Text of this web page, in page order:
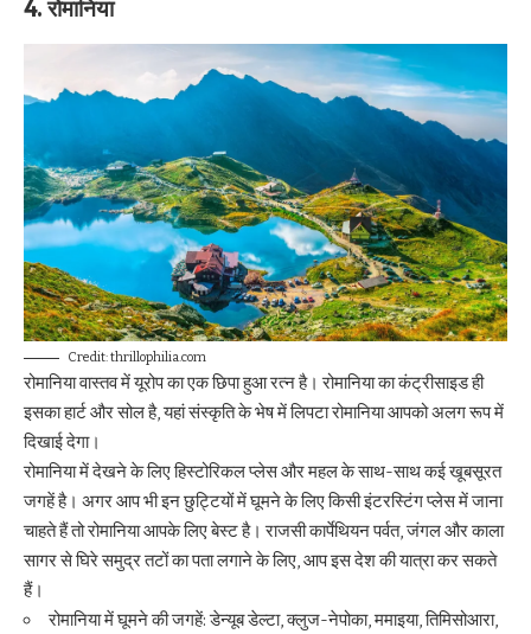
4. रोमानिया
Credit: thrillophilia.com
रोमानिया वास्तव में यूरोप का एक छिपा हुआ रत्न है। रोमानिया का कंट्रीसाइड ही
इसका हार्ट और सोल है, यहां संस्कृति के भेष में लिपटा रोमानिया आपको अलग रूप में
दिखाई देगा।
रोमानिया में देखने के लिए हिस्टोरिकल प्लेस और महल के साथ-साथ कई खूबसूरत
जगहें है। अगर आप भी इन छुट्टियों में घूमने के लिए किसी इंटरस्टिंग प्लेस में जाना
चाहते हैं तो रोमानिया आपके लिए बेस्ट है। राजसी कार्पेथियन पर्वत, जंगल और काला
सागर से घिरे समुद्र तटों का पता लगाने के लिए, आप इस देश की यात्रा कर सकते
हैं।
रोमानिया में घूमने की जगहें: डेन्यूब डेल्टा, क्लुज-नेपोका, ममाइया, तिमिसोआरा,